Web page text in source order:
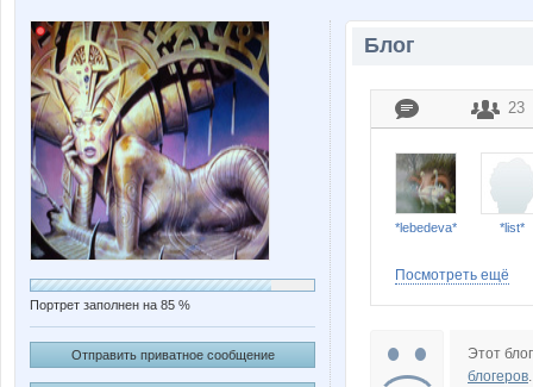
Портрет заполнен на 85 %
Отправить приватное сообщение
Блог
23
*lebedeva* *list*
Посмотреть ещё
Этот
блогеров.